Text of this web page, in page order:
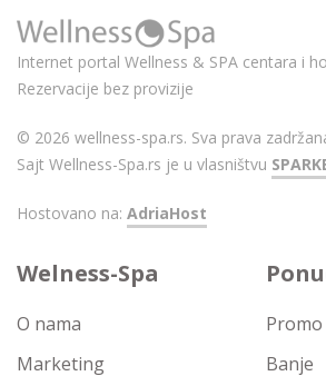
Internet portal Wellness & SPA centara i
Rezervacije bez provizije
© 2026 wellness-spa.rs. Sva prava
Sajt Wellness-Spa.rs je u vlasništvu
Hostovano na: AdriaHost
Welness-Spa
O nama
Marketing
Banje